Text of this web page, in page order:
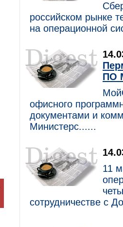
российском рынке
на операционной
ПО
офисного
документами и
Министерс......
11
сотрудничестве с